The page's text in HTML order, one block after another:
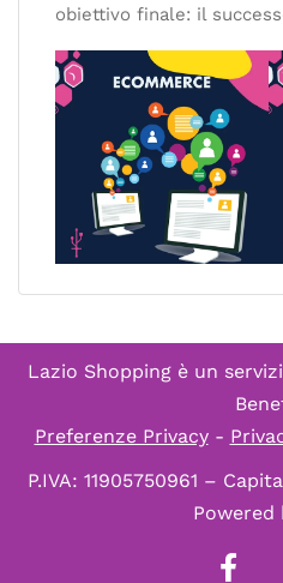
obiettivo finale: il
Lazio Shopping è un
Preferenze Privacy-
P.IVA: 11905750961 –
Powered